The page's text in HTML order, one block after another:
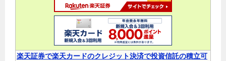
楽天証券で楽天カードのクレジット決済で投資信託の積立可